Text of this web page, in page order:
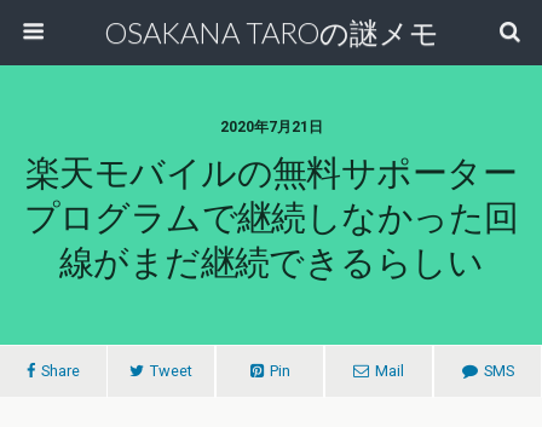
OSAKANA TAROの謎メモ
2020年7月21日
楽天モバイルの無料サポーター
プログラムで継続しなかった回
線がまだ継続できるらしい
Share Tweet Pin Mail SMS